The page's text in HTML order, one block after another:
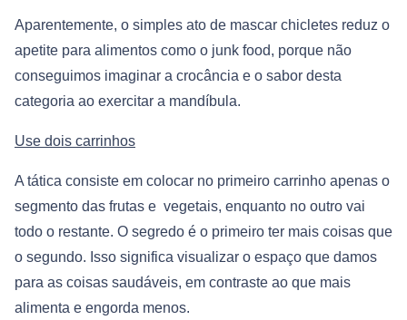
Aparentemente, o simples ato de mascar chicletes reduz o
apetite para alimentos como o junk food, porque não
conseguimos imaginar a crocância e o sabor desta
categoria ao exercitar a mandíbula.
Use dois carrinhos
A tática consiste em colocar no primeiro carrinho apenas o
segmento das frutas e vegetais, enquanto no outro vai
todo o restante. O segredo é o primeiro ter mais coisas que
o segundo. Isso significa visualizar o espaço que damos
para as coisas saudáveis, em contraste ao que mais
alimenta e engorda menos.